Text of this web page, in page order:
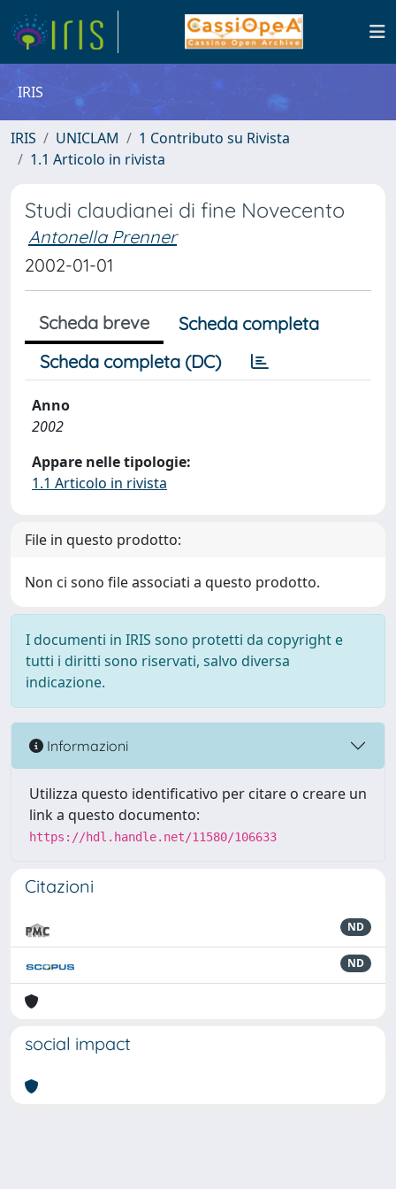
IRIS
IRIS UNICLAM
1 Contributo su Rivista
1.1 Articolo in rivista
Studi claudianei di fine Novecento
Antonella Prenner
2002-01-01
Scheda breve
Scheda completa
Scheda completa (DC)
Anno
2002
Appare nelle tipologie:
1.1 Articolo in rivista
File in questo prodotto:
Non ci sono file associati a questo prodotto.
I documenti in IRIS sono protetti da copyright e
tutti i diritti sono riservati, salvo diversa
indicazione.
Informazioni
Utilizza questo identificativo per citare o creare un
link a questo documento:
https://hdl.handle.net/11580/106633
Citazioni
ND
ND
social impact